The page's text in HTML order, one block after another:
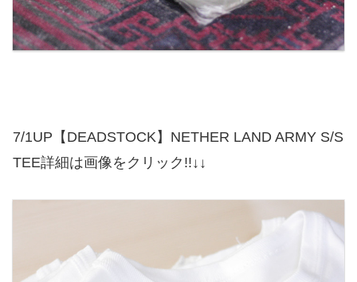
7/1UP【DEADSTOCK】NETHER LAND ARMY S/S
TEE詳細は画像をクリック!!↓↓